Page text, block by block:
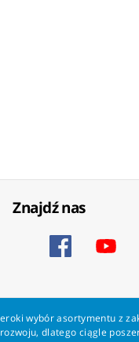
Znajdź nas
wybór asortymentu z
dlatego ciągle